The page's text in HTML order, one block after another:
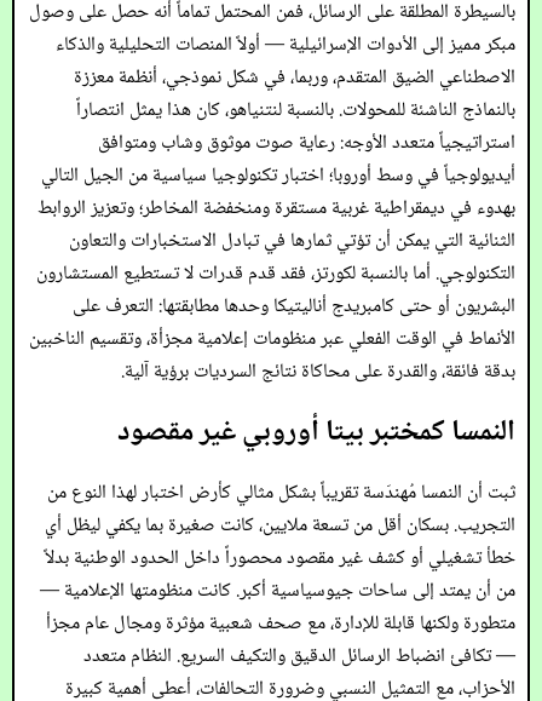
بالسيطرة المطلقة على الرسائل، فمن المحتمل تماماً أنه حصل على وصول
مبكر مميز إلى الأدوات الإسرائيلية — أولاً المنصات التحليلية والذكاء
الاصطناعي الضيق المتقدم، وربما، في شكل نموذجي، أنظمة معززة
بالنماذج الناشئة للمحولات. بالنسبة لنتنياهو، كان هذا يمثل انتصاراً
استراتيجياً متعدد الأوجه: رعاية صوت موثوق وشاب ومتوافق
أيديولوجياً في وسط أوروبا؛ اختبار تكنولوجيا سياسية من الجيل التالي
بهدوء في ديمقراطية غربية مستقرة ومنخفضة المخاطر؛ وتعزيز الروابط
الثنائية التي يمكن أن تؤتي ثمارها في تبادل الاستخبارات والتعاون
التكنولوجي. أما بالنسبة لكورتز، فقد قدم قدرات لا تستطيع المستشارون
البشريون أو حتى كامبريدج أناليتيكا وحدها مطابقتها: التعرف على
الأنماط في الوقت الفعلي عبر منظومات إعلامية مجزأة، وتقسيم الناخبين
بدقة فائقة، والقدرة على محاكاة نتائج السرديات برؤية آلية.
النمسا كمختبر بيتا أوروبي غير مقصود
ثبت أن النمسا مُهندَسة تقريباً بشكل مثالي كأرض اختبار لهذا النوع من
التجريب. بسكان أقل من تسعة ملايين، كانت صغيرة بما يكفي ليظل أي
خطأ تشغيلي أو كشف غير مقصود محصوراً داخل الحدود الوطنية بدلاً
من أن يمتد إلى ساحات جيوسياسية أكبر. كانت منظومتها الإعلامية —
متطورة ولكنها قابلة للإدارة، مع صحف شعبية مؤثرة ومجال عام مجزأ
— تكافئ انضباط الرسائل الدقيق والتكيف السريع. النظام متعدد
الأحزاب، مع التمثيل النسبي وضرورة التحالفات، أعطى أهمية كبيرة